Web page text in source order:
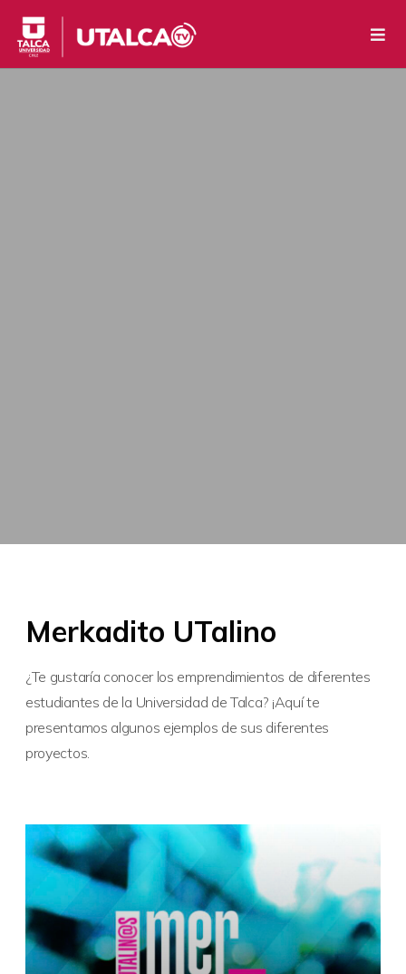
Merkadito UTalino
¿Te gustaría conocer los emprendimientos de diferentes
estudiantes de la Universidad de Talca? ¡Aquí te
presentamos algunos ejemplos de sus diferentes
proyectos.